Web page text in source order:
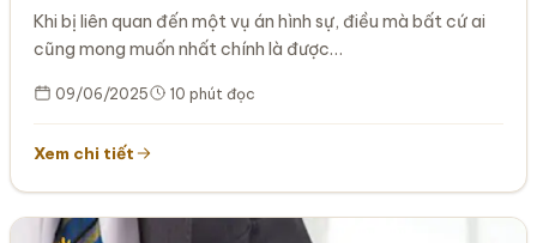
Khi bị liên quan đến một vụ án hình sự, điều mà bất cứ ai
cũng mong muốn nhất chính là được…
09/06/2025 10 phút đọc
Xem chi tiết